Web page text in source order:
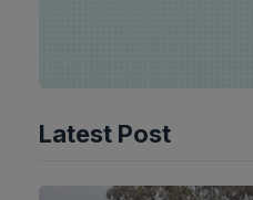
Latest Post